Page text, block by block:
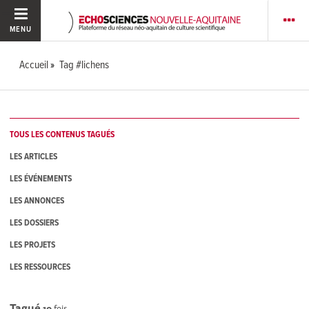
MENU
Accueil Tag #lichens
TOUS LES CONTENUS TAGUÉS
LES ARTICLES
LES ÉVÉNEMENTS
LES ANNONCES
LES DOSSIERS
LES PROJETS
LES RESSOURCES